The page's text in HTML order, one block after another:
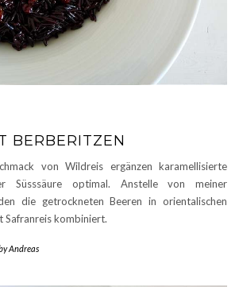
BERBERITZEN
von Wildreis ergänzen karamellisierte
Süsssäure optimal. Anstelle von meiner
die getrockneten Beeren in orientalischen
Safranreis kombiniert.
Andreas